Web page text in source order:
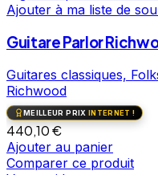
Ajouter à ma liste de
Guitare Parlor
Guitares classiques,
Richwood
MEILLEUR PRIX INTERNET !
440,10€
Ajouter au panier
Comparer ce produit